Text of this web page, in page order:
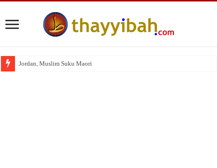
Jordan, Muslim Suku Maori